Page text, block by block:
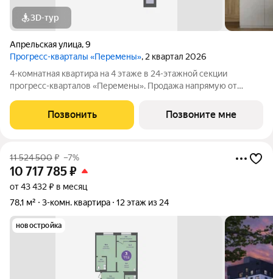
3D-тур
Апрельская улица,9
Прогресс-кварталы «Перемены», 2 квартал 2026
4-комнатная квартира на 4 этаже в 24-этажной секции
прогресс-кварталов «Перемены». Продажа напрямую от
Индивидуальный подбор наиболее выгодного варианта
покупки. Бесплатное сопровождение по
Позвонить Позвоните мне
11 524 500₽ –7%
10 717 785₽
от 43 432 ₽ в месяц
78,1 м²
3-комн. квартира 12 этаж из 24
новостройка